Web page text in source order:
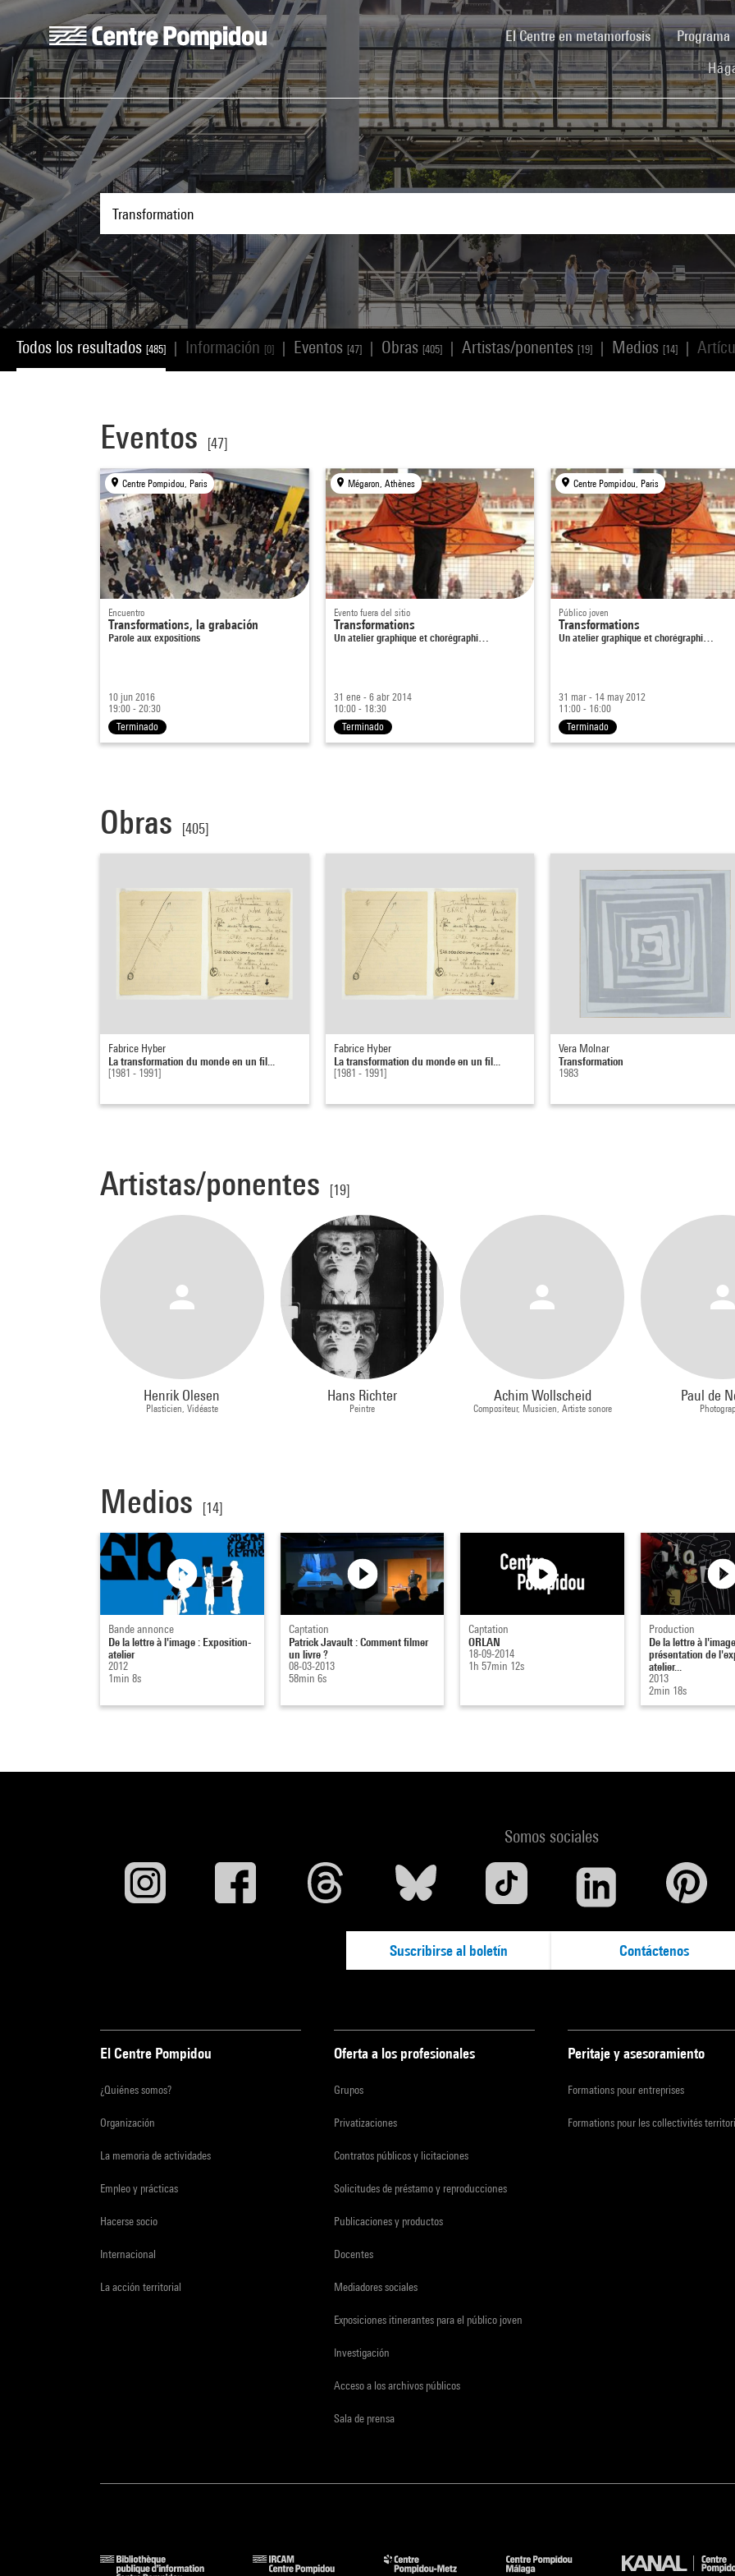
Skip to main content
Centre Pompidou
El Centre en metamorfosis(current)Programa
Todos los resultados [485] Información [0] Eventos [47] Obras [405] Artistas/ponentes [19] Medios [14]
Eventos [47]
Centre Pompidou, Paris
Encuentro
Transformations, la grabación
Parole aux expositions
10 jun 2016
19:00 - 20:30
Terminado
Mégaron, Athènes
Evento fuera del sitio
Transformations
Un atelier graphique et chorégraphi…
31 ene - 6 abr 2014
10:00 - 18:30
Terminado
Centre Pompidou, Paris
Público joven
Transformations
Un atelier graphique et chorégraphi…
31 mar - 14 may 2012
11:00 - 16:00
Terminado
Obras [405]
Fabrice Hyber
La transformation du monde en un fil...
[1981 - 1991]
Fabrice Hyber
La transformation du monde en un fil...
[1981 - 1991]
Vera Molnar
Transformation
1983
Artistas/ponentes [19]
Henrik Olesen
Plasticien, Vidéaste
Hans Richter
Peintre
Achim Wollscheid
Compositeur, Musicien, Artiste sonore
Paul de
Medios [14]
Bande annonce
De la lettre à l'image : Exposition-
atelier
2012
1min 8s
Captation
Patrick Javault : Comment filmer
un livre ?
08-03-2013
58min 6s
Captation
ORLAN
18-09-2014
1h 57min 12s
Production
De la lettre à
présentation de
atelier...
2013
2min 18s
Somos sociales
Suscribirse al boletín Contáctenos
El Centre Pompidou
¿Quiénes somos?
Organización
La memoria de actividades
Empleo y prácticas
Hacerse socio
Internacional
La acción territorial
Oferta a los profesionales
Grupos
Privatizaciones
Contratos públicos y licitaciones
Solicitudes de préstamo y reproducciones
Publicaciones y productos
Docentes
Mediadores sociales
Exposiciones itinerantes para el público joven
Investigación
Acceso a los archivos públicos
Sala de prensa
Peritaje y asesoramiento
Formations pour entreprises
Formations pour les collectivités